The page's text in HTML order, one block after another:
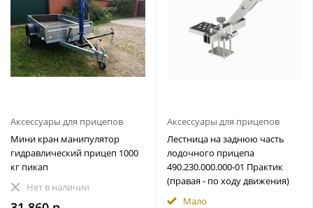
Аксессуары для прицепов
Мини кран манипулятор
гидравлический прицеп 1000
кг пикап
Нет в наличии
Аксессуары для прицепов
Лестница на заднюю часть
лодочного прицепа
490.230.000.000-01 Практик
(правая - по ходу движения)
Мало